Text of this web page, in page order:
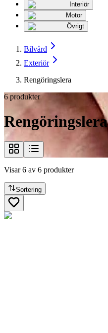
Interiör
Motor
Övrigt
Bilvård
Exteriör
Rengöringslera
6 produkter
Rengöringslera
Visar6 av 6 produkter
Sortering